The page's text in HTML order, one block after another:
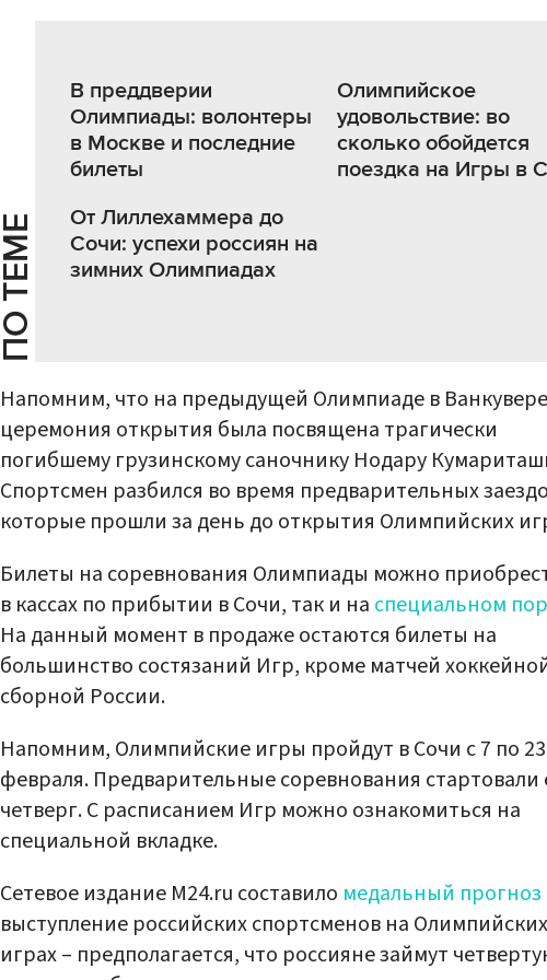
Е
В преддверии
Олимпиады: волонтеры
в Москве и последние
билеты
Олимпийское
удовольствие: во
сколько обойдется
поездка на Игры в
От Лиллехаммера до
Сочи: успехи россиян на
зимних Олимпиадах
Напомним, что на предыдущей Олимпиаде в Ванкувере
церемония открытия была посвящена трагически
погибшему грузинскому саночнику Нодару
Спортсмен разбился во время предварительных
которые прошли за день до открытия Олимпийских
Билеты на соревнования Олимпиады можно
в кассах по прибытии в Сочи, так и на специальном
На данный момент в продаже остаются билеты на
большинство состязаний Игр, кроме матчей
сборной России.
Напомним, Олимпийские игры пройдут в Сочи с 7 по 23
февраля. Предварительные соревнования стартовали
четверг. С расписанием Игр можно ознакомиться на
специальной вкладке.
Сетевое издание M24.ru составило медальный прогноз
выступление российских спортсменов на Олимпийских
играх – предполагается, что россияне займут